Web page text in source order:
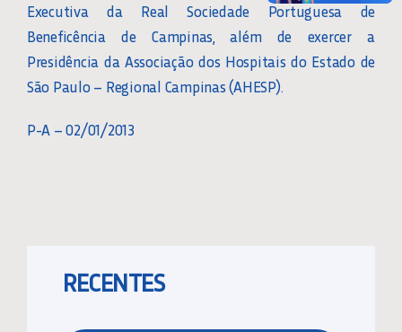
Executiva da Real Sociedade Portuguesa de
Beneficência de Campinas, além de exercer a
Presidência da Associação dos Hospitais do Estado de
São Paulo – Regional Campinas (AHESP).
P-A – 02/01/2013
RECENTES